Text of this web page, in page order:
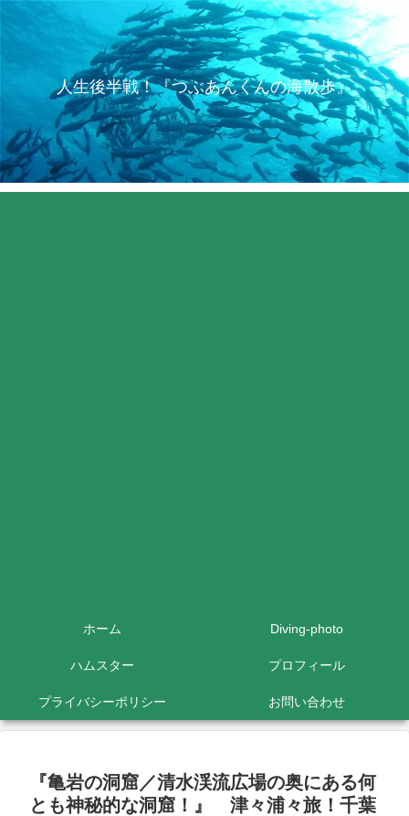
人生後半戦！『つぶあんくんの海散歩』
ホーム Diving-photo
ハムスター プロフィール
プライバシーポリシー お問い合わせ
『亀岩の洞窟／清水渓流広場の奥にある何
とも神秘的な洞窟！』 津々浦々旅！千葉